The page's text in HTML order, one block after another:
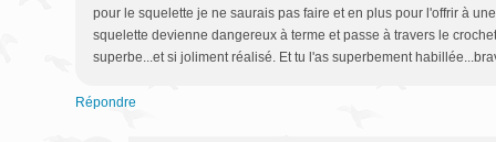
pour le squelette je ne saurais pas faire et en plus pour l'offrir à
squelette devienne dangereux à terme et passe à travers le
superbe...et si joliment réalisé. Et tu l'as superbement
Répondre